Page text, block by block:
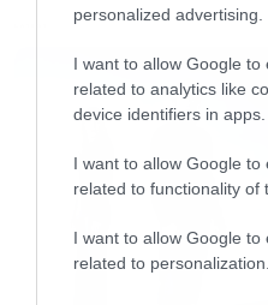
personalized advertising.
I want to allow Google to
related to analytics like
device identifiers in apps.
I want to allow Google to
related to functionality of
I want to allow Google to
related to personalization.
Ακόμα δεν έχουμε
επεισόδια, αλλά θα
δεδομένο ότι θα
ώρα το κάθε ένα. Και
αυτή την κυκλοφορία
αντίστροφη μέτρηση
είναι δίωρο σε
πλατφόρμα τα